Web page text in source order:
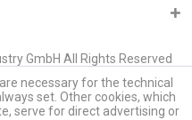
GmbH All Rights Reserved
necessary for the technical
set. Other cookies, which
serve for direct advertising or